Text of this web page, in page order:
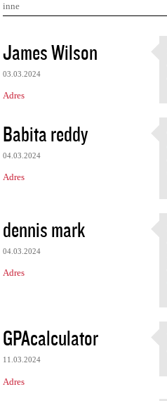
inne
K
o
m
e
n
t
a
r
e
James Wilson
03.03.2024
Adres
Babita reddy
04.03.2024
Adres
dennis mark
04.03.2024
Adres
GPAcalculator
11.03.2024
Adres